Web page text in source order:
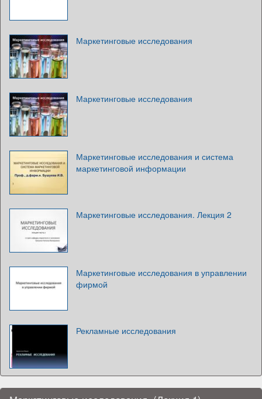
Маркетинговые исследования
Маркетинговые исследования
Маркетинговые исследования и система
маркетинговой информации
Маркетинговые исследования. Лекция 2
Маркетинговые исследования в управлении
фирмой
Рекламные исследования